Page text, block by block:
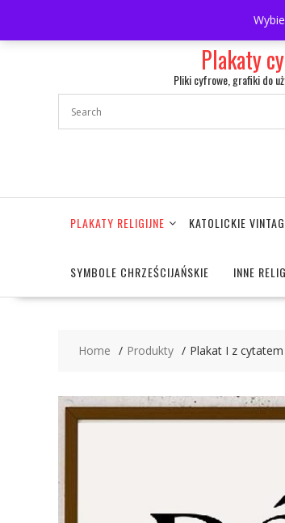
content
Plakaty
Pliki cyfrowe, grafiki do
PLAKATY RELIGIJNE KATOLICKIE
SYMBOLE CHRZEŚCIJAŃSKIE INNE
Home Produkty Plakat I z